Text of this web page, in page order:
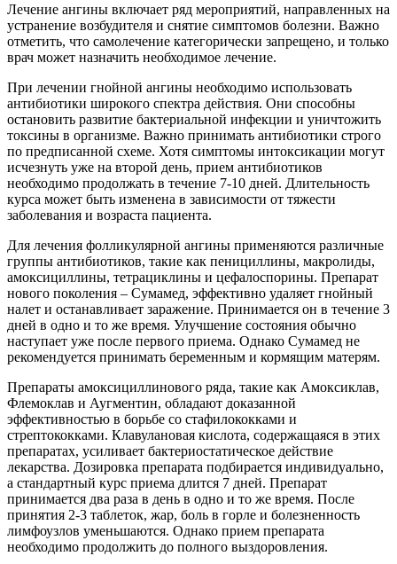
Лечение ангины включает ряд мероприятий, направленных на
устранение возбудителя и снятие симптомов болезни. Важно
отметить, что самолечение категорически запрещено, и только
врач может назначить необходимое лечение.
При лечении гнойной ангины необходимо использовать
антибиотики широкого спектра действия. Они способны
остановить развитие бактериальной инфекции и уничтожить
токсины в организме. Важно принимать антибиотики строго
по предписанной схеме. Хотя симптомы интоксикации могут
исчезнуть уже на второй день, прием антибиотиков
необходимо продолжать в течение 7-10 дней. Длительность
курса может быть изменена в зависимости от тяжести
заболевания и возраста пациента.
Для лечения фолликулярной ангины применяются различные
группы антибиотиков, такие как пенициллины, макролиды,
амоксициллины, тетрациклины и цефалоспорины. Препарат
нового поколения – Сумамед, эффективно удаляет гнойный
налет и останавливает заражение. Принимается он в течение 3
дней в одно и то же время. Улучшение состояния обычно
наступает уже после первого приема. Однако Сумамед не
рекомендуется принимать беременным и кормящим матерям.
Препараты амоксициллинового ряда, такие как Амоксиклав,
Флемоклав и Аугментин, обладают доказанной
эффективностью в борьбе со стафилококками и
стрептококками. Клавулановая кислота, содержащаяся в этих
препаратах, усиливает бактериостатическое действие
лекарства. Дозировка препарата подбирается индивидуально,
а стандартный курс приема длится 7 дней. Препарат
принимается два раза в день в одно и то же время. После
принятия 2-3 таблеток, жар, боль в горле и болезненность
лимфоузлов уменьшаются. Однако прием препарата
необходимо продолжить до полного выздоровления.